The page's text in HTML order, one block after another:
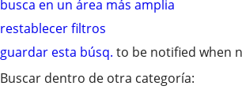
busca en un área más amplia
restablecer filtros
guardar esta búsq. to be notified when
Buscar dentro de otra categoría: